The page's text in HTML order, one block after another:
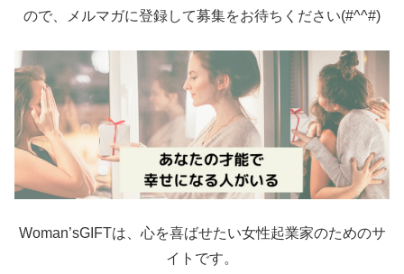
ので、メルマガに登録して募集をお待ちください(#^^#)
Woman’sGIFTは、心を喜ばせたい女性起業家のためのサ
イトです。